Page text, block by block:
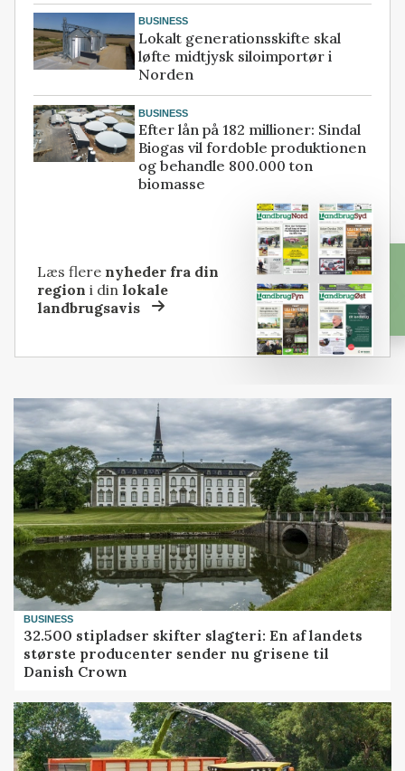
BUSINESS
Lokalt generationsskifte skal
løfte midtjysk siloimportør i
Norden
BUSINESS
Efter lån på 182 millioner: Sindal
Biogas vil fordoble produktionen
og behandle 800.000 ton
biomasse
Læs flere nyheder fra din
region i dinlokale
landbrugsavis
BUSINESS
32.500 stipladser skifter slagteri: En af landets
største producenter sender nu grisene til
Danish Crown